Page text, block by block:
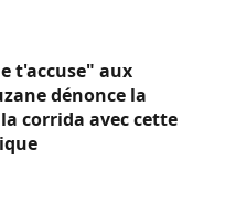
t'accuse" aux
dénonce la
corrida avec cette